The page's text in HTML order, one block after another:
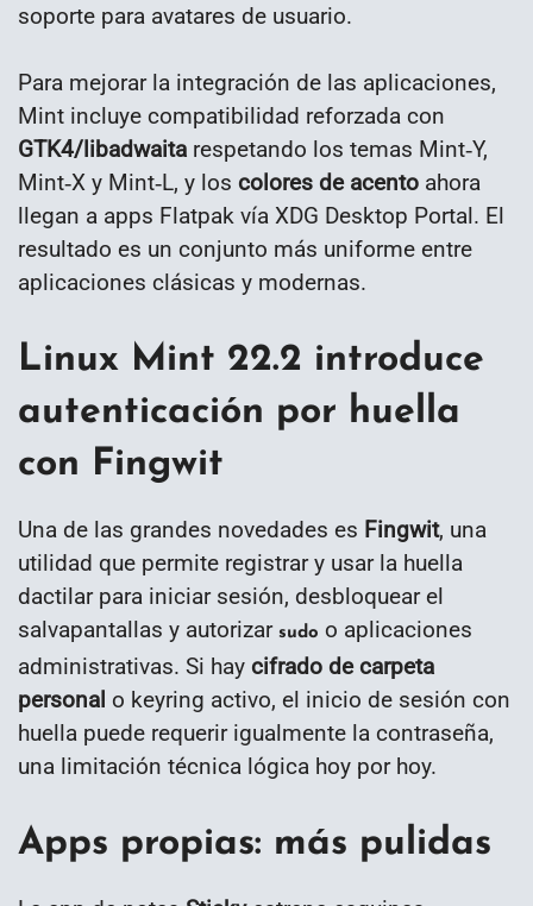
soporte para avatares de usuario.
Para mejorar la integración de las aplicaciones,
Mint incluye compatibilidad reforzada con
GTK4/libadwaita respetando los temas Mint‑Y,
Mint‑X y Mint‑L, y los colores de acento ahora
llegan a apps Flatpak vía XDG Desktop Portal. El
resultado es un conjunto más uniforme entre
aplicaciones clásicas y modernas.
Linux Mint 22.2 introduce
autenticación por huella
con Fingwit
Una de las grandes novedades es Fingwit, una
utilidad que permite registrar y usar la huella
dactilar para iniciar sesión, desbloquear el
salvapantallas y autorizar sudo o aplicaciones
administrativas. Si hay cifrado de carpeta
personal o keyring activo, el inicio de sesión con
huella puede requerir igualmente la contraseña,
una limitación técnica lógica hoy por hoy.
Apps propias: más pulidas